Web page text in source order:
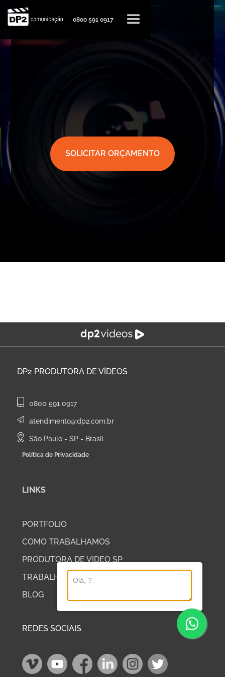
0800 591 0917
SOLICITAR ORÇAMENTO
DP2 PRODUTORA DE VÍDEOS
0800 591 0917
atendimento@dp2.com.br
São Paulo - SP - Brasil
Política de Privacidade
LINKS
PORTFOLIO
COMO TRABALHAMOS
PRODUTORA DE VIDEO SP
TRABALHE COM A DP2
BLOG
REDES SOCIAIS